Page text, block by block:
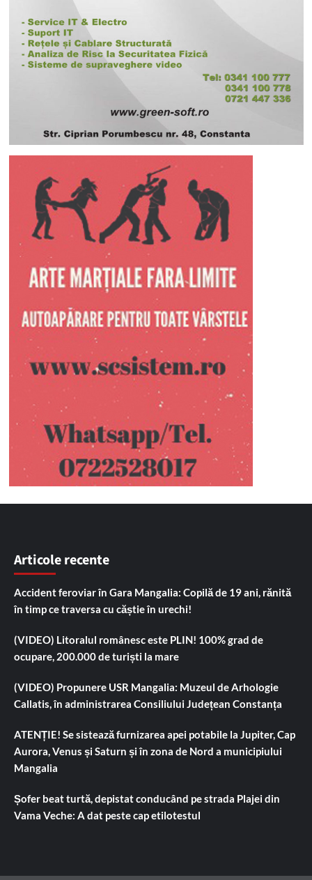
Articole recente
Accident feroviar în Gara Mangalia: Copilă de 19 ani, rănită
în timp ce traversa cu căștie în urechi!
(VIDEO) Litoralul românesc este PLIN! 100% grad de
ocupare, 200.000 de turiști la mare
(VIDEO) Propunere USR Mangalia: Muzeul de Arhologie
Callatis, în administrarea Consiliului Județean Constanța
ATENȚIE! Se sistează furnizarea apei potabile la Jupiter, Cap
Aurora, Venus și Saturn și în zona de Nord a municipiului
Mangalia
Șofer beat turtă, depistat conducând pe strada Plajei din
Vama Veche: A dat peste cap etilotestul